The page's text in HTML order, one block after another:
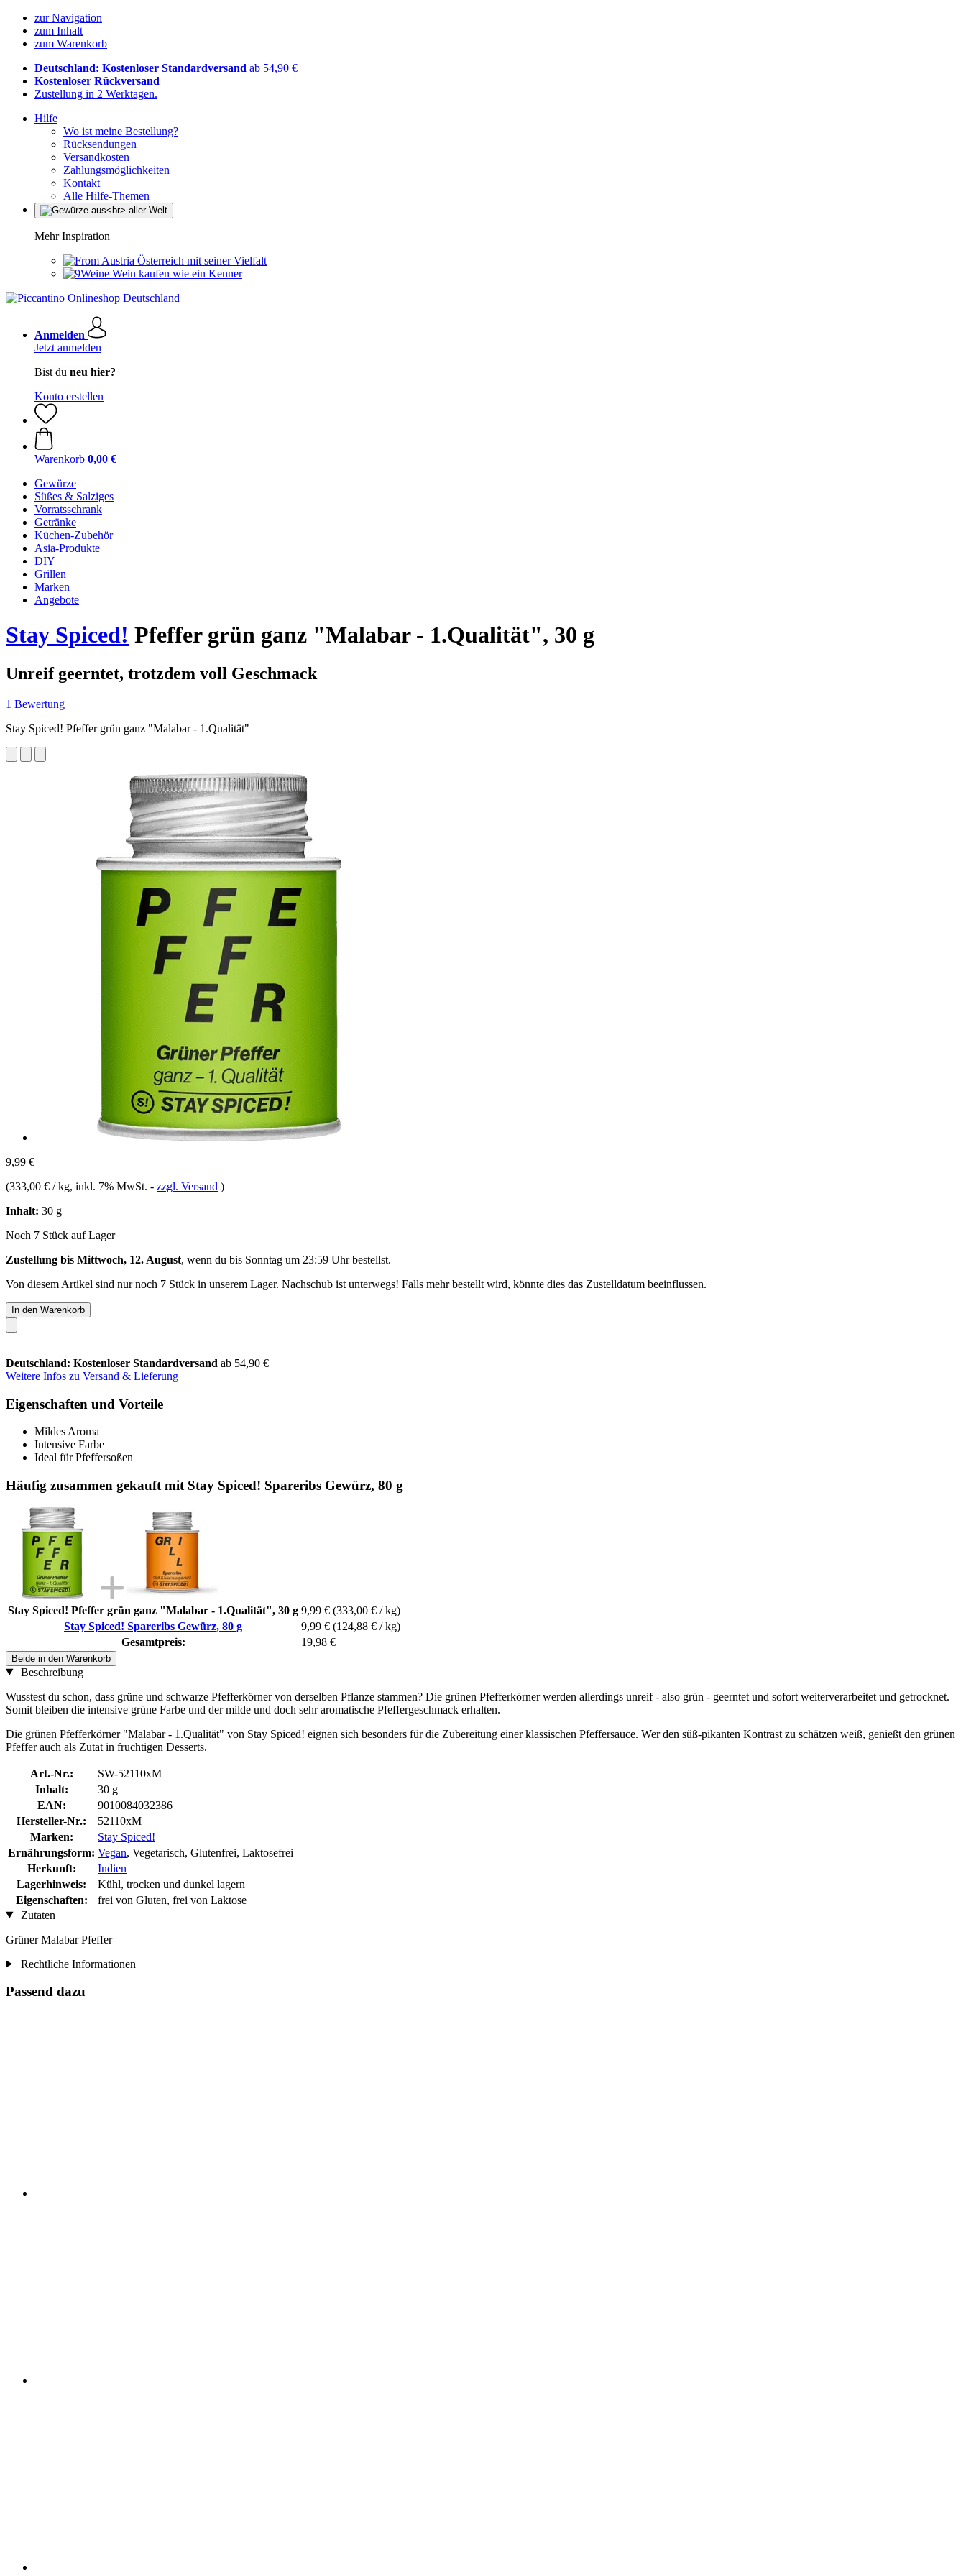
zur Navigation
zum Inhalt
zum Warenkorb
Deutschland: Kostenloser Standardversand ab 54,90 €
Kostenloser Rückversand
Zustellung in 2 Werktagen.
Hilfe
Wo ist meine Bestellung?
Rücksendungen
Versandkosten
Zahlungsmöglichkeiten
Kontakt
Alle Hilfe-Themen
Mehr Inspiration
Österreich mit seiner Vielfalt
Wein kaufen wie ein Kenner
Anmelden
Jetzt anmelden
Bist du neu hier?
Konto erstellen
Warenkorb 0,00 €
Gewürze
Süßes & Salziges
Vorratsschrank
Getränke
Küchen-Zubehör
Asia-Produkte
DIY
Grillen
Marken
Angebote
Stay Spiced! Pfeffer grün ganz "Malabar - 1.Qualität", 30 g
Unreif geerntet, trotzdem voll Geschmack
1 Bewertung
Stay Spiced! Pfeffer grün ganz "Malabar - 1.Qualität"
9,99 €
(333,00 € / kg, inkl. 7% MwSt. - zzgl. Versand )
Inhalt: 30 g
Noch 7 Stück auf Lager
Zustellung bis Mittwoch, 12. August, wenn du bis Sonntag um 23:59 Uhrbestellst.
Von diesem Artikel sind nur noch 7 Stück in unserem Lager. Nachschub ist unterwegs! Falls mehr bestellt wird, könnte dies das Zustelldatum beeinflussen.
In den Warenkorb
Deutschland: Kostenloser Standardversand ab 54,90 €
Weitere Infos zu Versand & Lieferung
Eigenschaften und Vorteile
Mildes Aroma
Intensive Farbe
Ideal für Pfeffersoßen
Häufig zusammen gekauft mit Stay Spiced! Spareribs Gewürz, 80 g
Stay Spiced! Pfeffer grün ganz "Malabar - 1.Qualität", 30 g 9,99 € (333,00 € / kg)
Stay Spiced! Spareribs Gewürz, 80 g
9,99 € (124,88 € / kg)
Gesamtpreis:
19,98 €
Beide in den Warenkorb
Beschreibung
Wusstest du schon, dass grüne und schwarze Pfefferkörner von derselben Pflanze stammen? Die grünen Pfefferkörner werden allerdings unreif - also grün - geerntet und sofort weiterverarbeitet und getrocknet.
Somit bleiben die intensive grüne Farbe und der milde und doch sehr aromatische Pfeffergeschmack erhalten.
Die grünen Pfefferkörner "Malabar - 1.Qualität" von Stay Spiced! eignen sich besonders für die Zubereitung einer klassischen Pfeffersauce. Wer den süß-pikanten Kontrast zu schätzen weiß, genießt den grünen
Pfeffer auch als Zutat in fruchtigen Desserts.
Art.-Nr.:
SW-52110xM
Inhalt:
30 g
EAN:
9010084032386
Hersteller-Nr.:
52110xM
Marken:
Stay Spiced!
Ernährungsform: Vegan, Vegetarisch, Glutenfrei, Laktosefrei
Herkunft:
Indien
Lagerhinweis:
Kühl, trocken und dunkel lagern
Eigenschaften:
frei von Gluten, frei von Laktose
Zutaten
Grüner Malabar Pfeffer
Rechtliche Informationen
Passend dazu